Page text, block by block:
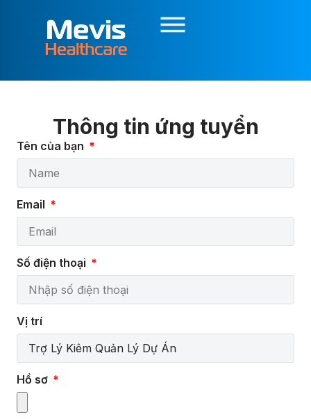
Thông tin ứng tuyển
Tên của bạn
Email
Số điện thoại
Vị trí
Hồ sơ